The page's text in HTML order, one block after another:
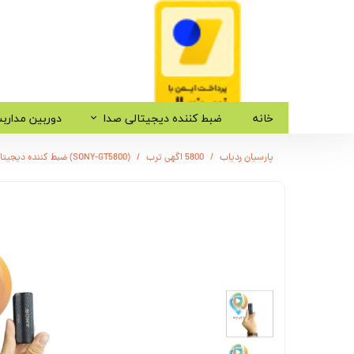
خانه ضبط کننده دیجیتالی صدا دوربین
پارسیان ردیاب 5800 اگهی ترب (SONY-GT5800) ضبط کننده دیجیتالی صدا سونی - 12 روز ضبط متوالی -مگنتی- کیفیت 500db - دارای سنسور صدا + نویز کنسلینگ - 32 گیگ - شنود صدا